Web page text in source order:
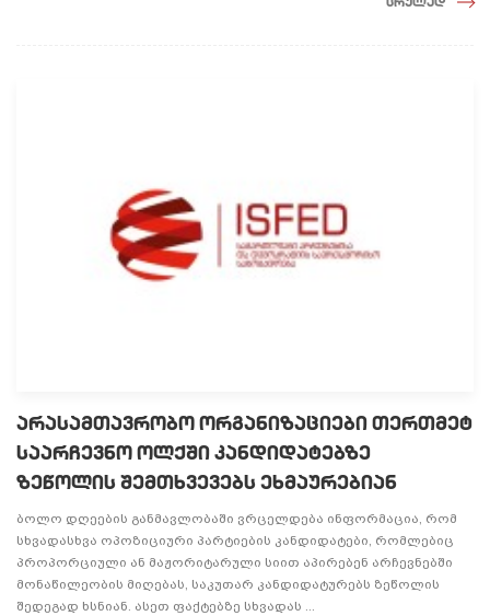
არასამთავრობო ორგანიზაციები თერთმეტ
საარჩევნო ოლქში კანდიდატებზე
ზეწოლის შემთხვევებს ეხმაურებიან
ბოლო დღეების განმავლობაში ვრცელდება ინფორმაცია, რომ
სხვადასხვა ოპოზიციური პარტიების კანდიდატები, რომლებიც
პროპორციული ან მაჟორიტარული სიით აპირებენ არჩევნებში
მონაწილეობის მიღებას, საკუთარ კანდიდატურებს ზეწოლის
შედეგად ხსნიან. ასეთ ფაქტებზე სხვადას ...